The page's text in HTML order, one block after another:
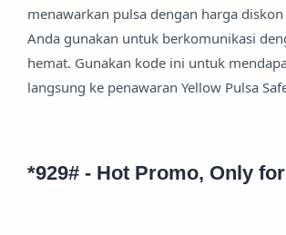
menawarkan pulsa dengan harga
Anda gunakan untuk berkomunikasi
hemat. Gunakan kode ini untuk
langsung ke penawaran Yellow Pulsa
*929# - Hot Promo, Only